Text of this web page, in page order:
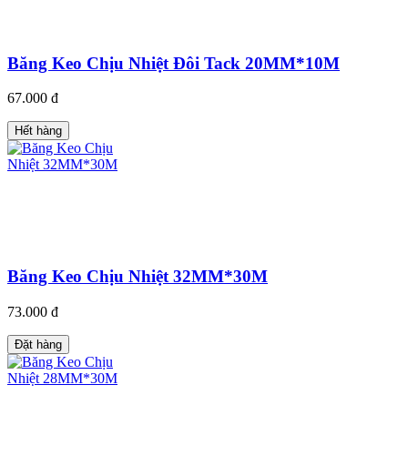
Băng Keo Chịu Nhiệt Đôi Tack 20MM*10M
67.000 đ
Hết hàng
Băng Keo Chịu Nhiệt 32MM*30M
73.000 đ
Đặt hàng